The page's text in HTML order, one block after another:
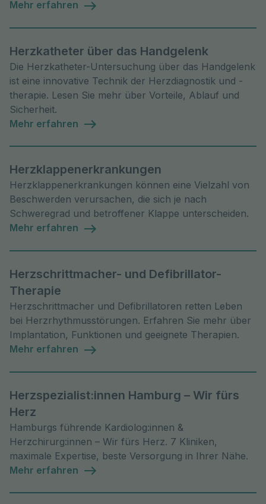
Mehr erfahren
Herzkatheter über das Handgelenk
Die Herzkatheter-Untersuchung über das Handgelenk
ist eine innovative Technik der Herzdiagnostik und -
therapie. Lesen Sie mehr über Vorteile, Ablauf und
Sicherheit.
Mehr erfahren
Herzklappenerkrankungen
Herzklappenerkrankungen können eine Vielzahl von
Beschwerden verursachen, die sich je nach
Schweregrad und betroffener Klappe unterscheiden.
Mehr erfahren
Herzschrittmacher- und Defibrillator-
Therapie
Herzschrittmacher und Defibrillatoren retten Leben
bei Herzrhythmusstörungen. Erfahren Sie mehr über
Implantation, Funktionen und geeignete Therapien.
Mehr erfahren
Herzspezialist:innen Hamburg – Wir fürs
Herz
Hamburgs führende Kardiolog:innen &
Herzchirurg:innen – Wir fürs Herz. 7 Kliniken,
maximale Expertise, beste Versorgung in Ihrer Nähe.
Mehr erfahren